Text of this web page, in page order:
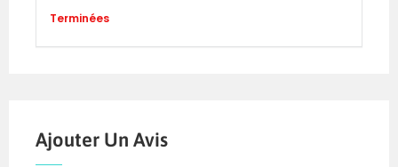
Terminées
Ajouter Un Avis